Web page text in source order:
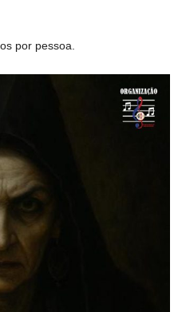
por pessoa.